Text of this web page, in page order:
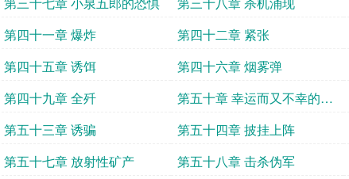
第四十一章 爆炸
第四十二章 紧张
第四十五章 诱饵
第四十六章 烟雾弹
第四十九章 全歼
第五十章 幸运而又不幸的小
泉五郎
第五十三章 诱骗
第五十四章 披挂上阵
第五十七章 放射性矿产
第五十八章 击杀伪军